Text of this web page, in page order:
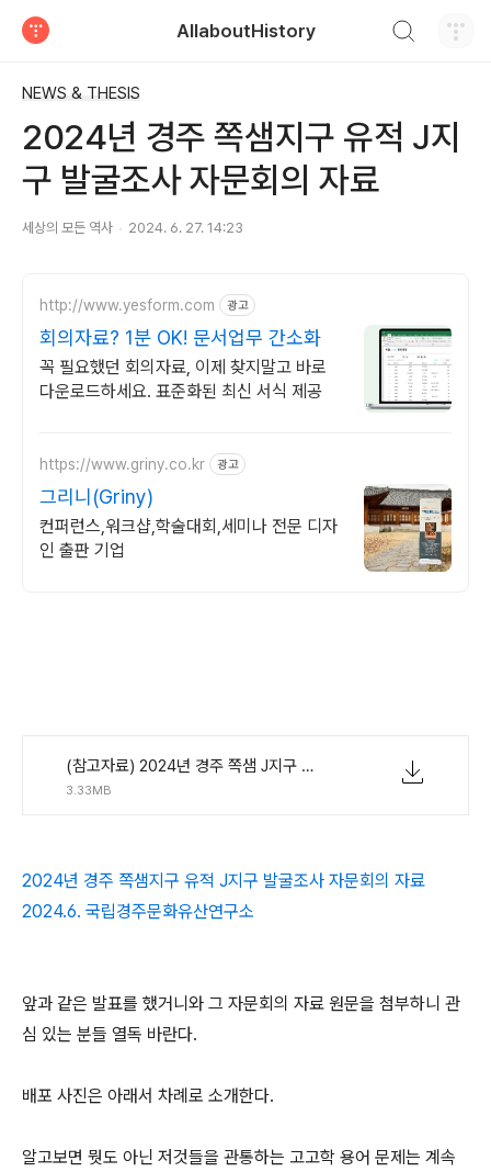
AllaboutHistory
NEWS & THESIS
2024년 경주 쪽샘지구 유적 J지
구 발굴조사 자문회의 자료
세상의 모든 역사 2024. 6. 27. 14:23
http://www.yesform.com 광고
회의자료? 1분 OK! 문서업무 간소화
꼭 필요했던 회의자료, 이제 찾지말고 바로
다운로드하세요. 표준화된 최신 서식 제공
https://www.griny.co.kr 광고
그리니(Griny)
컨퍼런스,워크샵,학술대회,세미나 전문 디자
인 출판 기업
(참고자료) 2024년 경주 쪽샘 J지구 발굴조사 자문회의 자료_2406_최종.pdf
3.33MB
2024년 경주 쪽샘지구 유적 J지구 발굴조사 자문회의 자료
2024.6. 국립경주문화유산연구소
앞과 같은 발표를 했거니와 그 자문회의 자료 원문을 첨부하니 관
심 있는 분들 열독 바란다.
배포 사진은 아래서 차례로 소개한다.
알고보면 뭣도 아닌 저것들을 관통하는 고고학 용어 문제는 계속